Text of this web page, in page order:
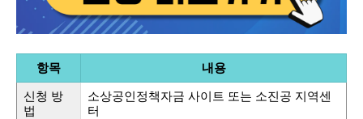
항목
내용
신청 방
법
소상공인정책자금 사이트 또는 소진공 지역센
터